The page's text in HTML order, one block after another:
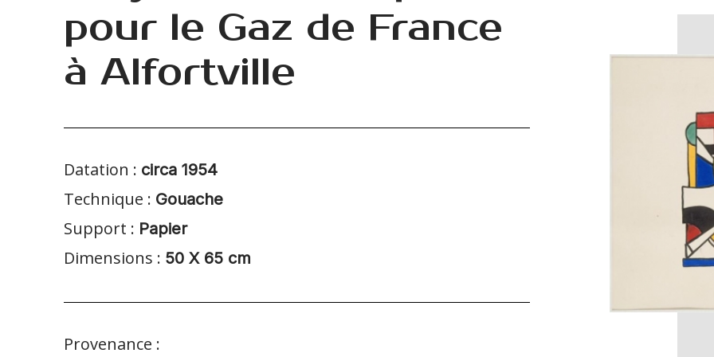
pour le Gaz de France
à Alfortville
Datation : circa 1954
Technique : Gouache
Support : Papier
Dimensions : 50 X 65 cm
Provenance :